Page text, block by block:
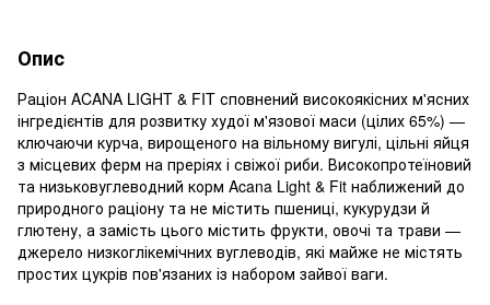
Опис
Раціон ACANA LIGHT & FIT сповнений високоякісних м'ясних
інгредієнтів для розвитку худої м'язової маси (цілих 65%) —
ключаючи курча, вирощеного на вільному вигулі, цільні яйця
з місцевих ферм на преріях і свіжої риби. Високопротеїновий
та низьковуглеводний корм Acana Light & Fit наближений до
природного раціону та не містить пшениці, кукурудзи й
глютену, а замість цього містить фрукти, овочі та трави —
джерело низкоглікемічних вуглеводів, які майже не містять
простих цукрів пов'язаних із набором зайвої ваги.